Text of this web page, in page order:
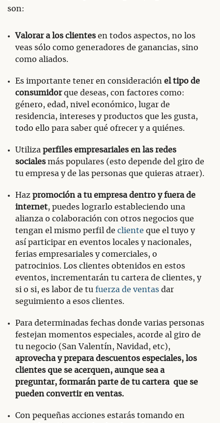
son:
Valorar a los clientes en todos aspectos, no los
veas sólo como generadores de ganancias, sino
como aliados.
Es importante tener en consideración el tipo de
consumidorque deseas, con factores como:
género, edad, nivel económico, lugar de
residencia, intereses y productos que les gusta,
todo ello para saber qué ofrecer y a quiénes.
Utiliza perfiles empresariales en las redes
sociales más populares (esto depende del giro de
tu empresa y de las personas que quieras atraer).
Haz promoción a tu empresa dentro y fuera de
internet, puedes lograrlo estableciendo una
alianza o colaboración con otros negocios que
tengan el mismo perfil de cliente que el tuyo y
así participar en eventos locales y nacionales,
ferias empresariales y comerciales, o
patrocinios. Los clientes obtenidos en estos
eventos, incrementarán tu cartera de clientes, y
si o si, es labor de tu fuerza de ventas dar
seguimiento a esos clientes.
Para determinadas fechas donde varias personas
festejan momentos especiales, acorde al giro de
tu negocio (San Valentín, Navidad, etc),
aprovecha y prepara descuentos especiales, los
clientes que se acerquen, aunque sea a
preguntar, formarán parte de tu cartera que se
pueden convertir en ventas.
Con pequeñas acciones estarás tomando en